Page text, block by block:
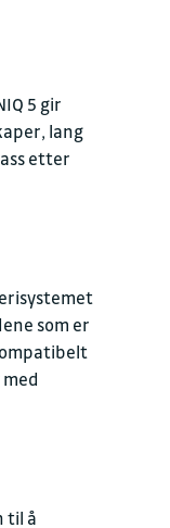
5 gir
lang
etter
som er
til å